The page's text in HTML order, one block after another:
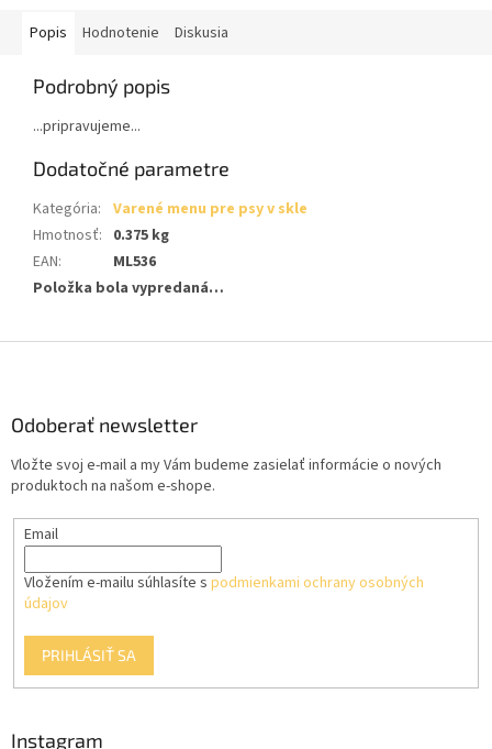
Popis Hodnotenie Diskusia
Podrobný popis
...pripravujeme...
Dodatočné parametre
Kategória: Varené menu pre psy v skle
Hmotnosť: 0.375 kg
EAN:
ML536
Položka bola vypredaná…
Odoberať newsletter
Vložte svoj e-mail a my Vám budeme zasielať informácie o nových
produktoch na našom e-shope.
Email
Vložením e-mailu súhlasíte s podmienkami ochrany osobných
údajov
PRIHLÁSIŤ SA
Instagram